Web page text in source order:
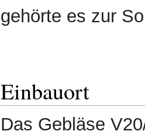
gehörte es zur
Einbauort
Das Gebläse